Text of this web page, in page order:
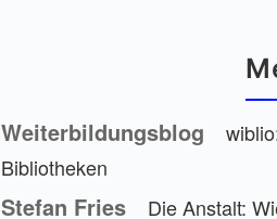
Weiterbildungsblog
Bibliotheken
Stefan Fries Die Anstalt: